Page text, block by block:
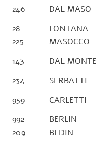
246 DAL MASO
28
FONTANA
225
MASOCCO
143
DAL MONTE
234
SERBATTI
959
CARLETTI
992
BERLIN
209
BEDIN